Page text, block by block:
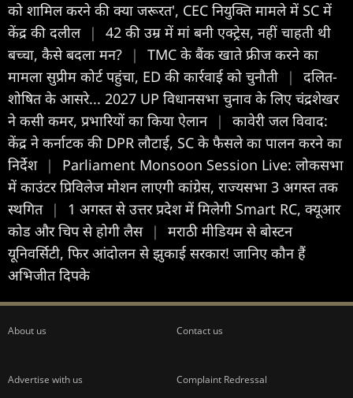
को शामिल करने की क्या जरूरत', CEC नियुक्ति मामले में SC में
केंद्र की दलील |
42 की उम्र में मां बनी एक्ट्रेस, नहीं चाहती थी
बच्चा, कैसे बदला मन?
|
TMC के बैंक खाते फ्रीज करने का
मामला सुप्रीम कोर्ट पहुंचा, ED की कार्रवाई को चुनौती
|
दलित-
शोषित के आसरे... 2027 UP विधानसभा चुनाव के लिए चंद्रशेखर
ने कसी कमर, प्रभारियों का किया ऐलान |
कावेरी जल विवाद:
केंद्र ने कर्नाटक की DPR लौटाई, SC के फैसले का पालन करने का
निर्देश |
Parliament Monsoon Session Live: लोकसभा
में काउंटर प्रिविलेज मोशन लाएगी कांग्रेस, राज्यसभा 3 अगस्त तक
स्थगित |
1 अगस्त से उत्तर प्रदेश में मिलेगी Smart RC, क्यूआर
कोड और चिप से होगी लैस |
मराठी मीडियम से बोस्टन
यून‍िवर्स‍िटी, फिर आंदोलन से झुकाई सरकार! जानिए कौन हैं
अभिजीत दिपके
About us Contact us
Advertise with us Complaint Redressal